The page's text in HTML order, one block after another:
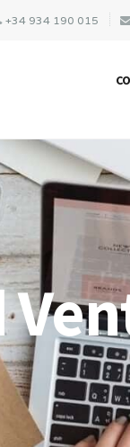
+34 934 190 015